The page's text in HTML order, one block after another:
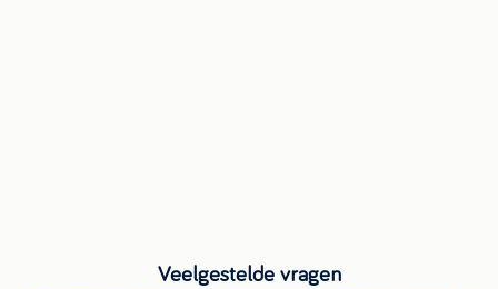
Veelgestelde vragen